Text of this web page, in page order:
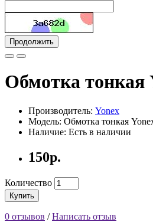
Продолжить
Обмотка тонкая
Производитель: Yonex
Модель: Обмотка тонкая
Наличие: Есть в наличии
150р.
Количество
Купить
0 отзывов /Написать отзыв